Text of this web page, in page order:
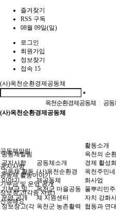
즐겨찾기
RSS 구독
08월 09일(일)
로그인
회원가입
정보찾기
접속 15
(사)옥천순환경제공동체
옥천순환경제공동체 공동
(사)옥천순환경제공동체
공동체알림
공지사항
공동체 활동이야기
기부금 및 운영 공개
정보창고(각종 자료)
신청해요
공동체알림
공지사항
공동체 활동
이야기
기부금 및
운영 공개
정보창고(각
공동체소개
(사)옥천순환경
제공동체
옥천군 마을공동
체 지원센터
옥천군 농촌활력
활동소개
옥천의 순
경제 활성
옥천주민
화사업
풀뿌리민
자치 강화
협동과 연